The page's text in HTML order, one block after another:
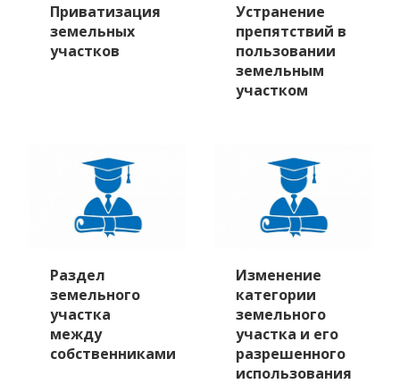
Приватизация
земельных
участков
Устранение
препятствий в
пользовании
земельным
участком
Раздел
земельного
участка
между
собственниками
Изменение
категории
земельного
участка и его
разрешенного
использования